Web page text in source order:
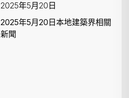
2025年5月20日
2025年5月20日本地建築界相關
新聞